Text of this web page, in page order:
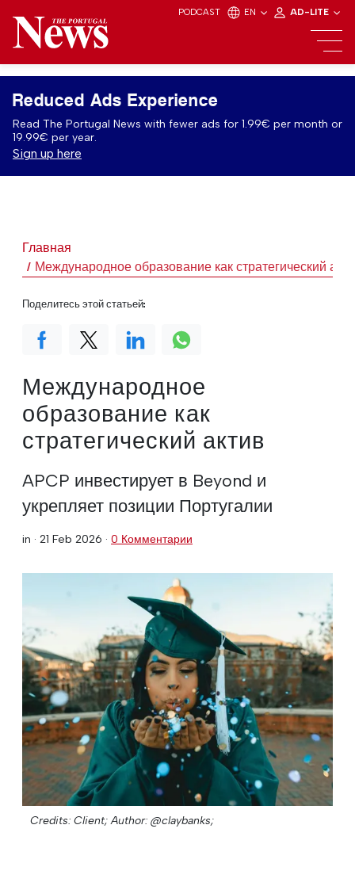
PODCAST EN AD-LITE
Reduced Ads Experience
Read The Portugal News with fewer ads for 1.99€ per month or
19.99€ per year.
Sign up here
Главная
Международное образование как стратегический
Международное
образование как
стратегический актив
APCP инвестирует в Beyond и
укрепляет позиции Португалии
in · 21 Feb 2026 · 0 Комментарии
Credits: Client; Author: @claybanks;
Поделитесь этой статьей: